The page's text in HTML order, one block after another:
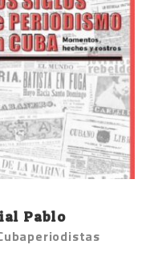
Pablo